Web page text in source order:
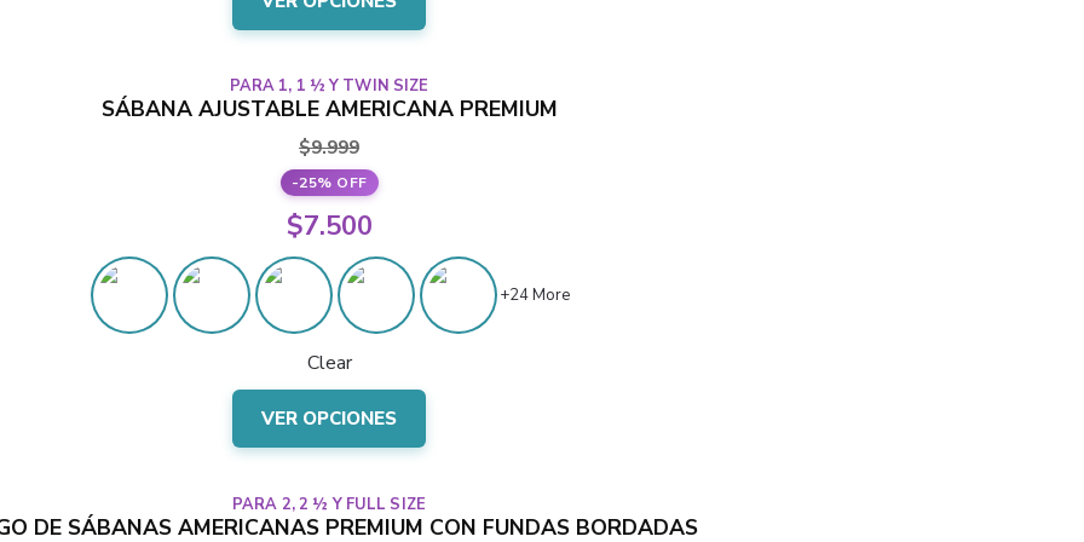
variantes.
elegir
en
la
página
producto
PARA 1, 1 ½ Y TWIN SIZE
SÁBANA AJUSTABLE AMERICANA PREMIUM
$9.999
-25% OFF
El
precio
original
era:
$9.999.
$7.500
El
precio
actual
es:
$7.500.
+24 More
Clear
VER OPCIONES
Este
variantes.
PARA 2, 2 ½ Y FULL SIZE
DE SÁBANAS AMERICANAS PREMIUM CON FUNDAS BORDADAS